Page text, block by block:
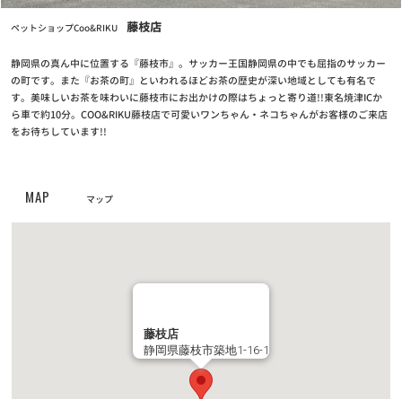
2024/11/12 お知らせ
【重要なお知らせ】クレジットカード情報最新化の再度のお願い
2024/04/25 お知らせ
クーリク公式！定期フードアプリでより便利に！よりお得に！
2023/03/27 お知らせ
お知らせ
第6回フォトコンテスト【ハロウィンコスプレでクリスマスプレゼ
ペットショップCoo&RIKU 藤枝店
静岡県の真ん中に位置する『藤枝市』。サッカー王国静岡県の中でも屈指のサッカー
の町です。また『お茶の町』といわれるほどお茶の歴史が深い地域としても有名で
す。美味しいお茶を味わいに藤枝市にお出かけの際はちょっと寄り道!!東名焼津ICか
ら車で約10分。COO&RIKU藤枝店で可愛いワンちゃん・ネコちゃんがお客様のご来店
をお待ちしています!!
MAP マップ
藤枝店
静岡県藤枝市築地1-16-1